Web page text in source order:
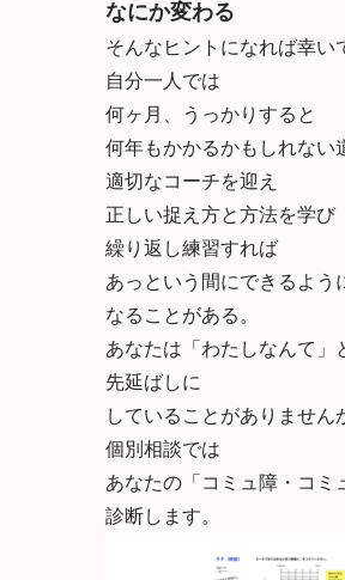
なにか変わる
そんなヒントになれば幸い
自分一人では
何ヶ月、うっかりすると
何年もかかるかもしれない
適切なコーチを迎え
正しい捉え方と方法を学び
繰り返し練習すれば
あっという間にできるよう
なることがある。
あなたは「わたしなんて」
先延ばしに
していることがありません
個別相談では
あなたの「コミュ障・コミ
診断します。